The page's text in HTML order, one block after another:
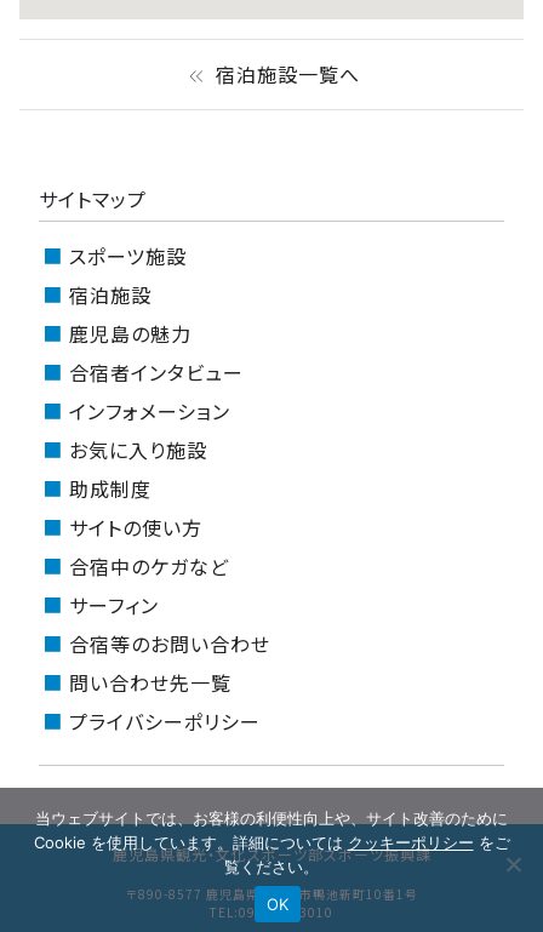
keyboard_double_arrow_left 宿泊施設一覧へ
サイトマップ
スポーツ施設
宿泊施設
鹿児島の魅力
合宿者インタビュー
インフォメーション
お気に入り施設
助成制度
サイトの使い方
合宿中のケガなど
サーフィン
合宿等のお問い合わせ
問い合わせ先一覧
プライバシーポリシー
鹿児島県観光・文化スポーツ部スポーツ振興課
〒890-8577 鹿児島県鹿児島市鴨池新町10番1号
TEL:099-286-3010
当ウェブサイトでは、お客様の利便性向上や、サイト改善のために
Cookie を使用しています。詳細については クッキーポリシー をご
覧ください。
OK